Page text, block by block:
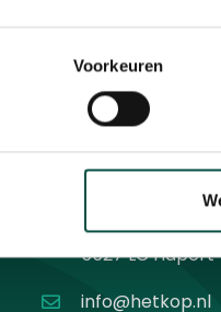
Voorkeuren
Contact
Diamantweg 10
5527 LC Hapert
info@hetkop.nl